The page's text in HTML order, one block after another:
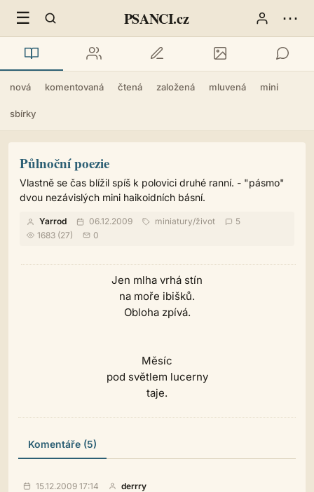
☰ PSANCI.cz ⋯
nová komentovaná čtená založená mluvená mini
sbírky
Půlnoční poezie
Vlastně se čas blížil spíš k polovici druhé ranní. - "pásmo"
dvou nezávislých mini haikoidních básní.
Yarrod 06.12.2009 miniatury/život
5
1683 (27)
0
Jen mlha vrhá stín
na moře ibišků.
Obloha zpívá.
Měsíc
pod světlem lucerny
taje.
Komentáře (5)
15.12.2009 17:14 derrry